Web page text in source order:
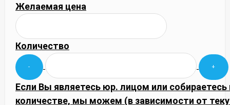
Желаемая цена
Количество
Если Вы являетесь юр. лицом или
количестве, мы можем (в зависимости от